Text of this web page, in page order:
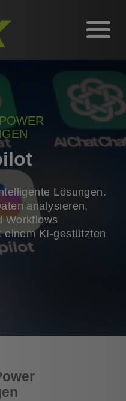
Lösungen.
analysieren,
Workflows
KI-gestützten